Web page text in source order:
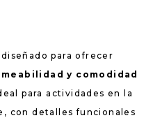
diseñado para ofrecer
y comodidad
para actividades en la
con detalles funcionales